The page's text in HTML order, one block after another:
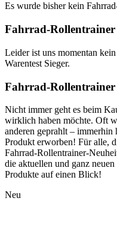
Es wurde bisher kein
Fahrrad-
Leider ist uns momentan
Warentest Sieger.
Fahrrad-Rollentrainer
Nicht immer geht es beim
wirklich haben möchte. Oft
anderen geprahlt – immerhin
Produkt erworben! Für alle,
Fahrrad-Rollentrainer-
die aktuellen und ganz
Produkte auf einen Blick!
Neu